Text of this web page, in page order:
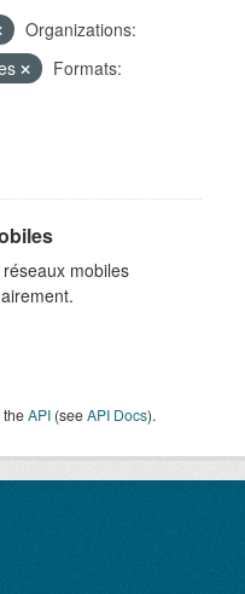
Organizations:
Formats:
mobiles
theAPI (seeAPI Docs).